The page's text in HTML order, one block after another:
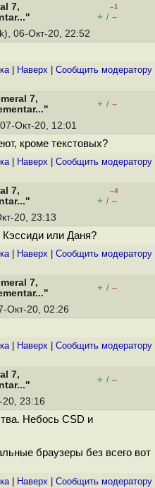
7,
–1
+ / –
06-Окт-20, 22:52
| Наверх Cообщить модератору
7,
+ / –
Окт-20, 12:01
кроме текстовых?
| Наверх Cообщить модератору
7,
–4
+ / –
20, 23:13
Кэссиди или Даня?
| Наверх Cообщить модератору
7,
+ / –
Окт-20, 02:26
| Наверх Cообщить модератору
7,
+ / –
23:16
Небось CSD и
браузеры без всего вот
| Наверх Cообщить модератору